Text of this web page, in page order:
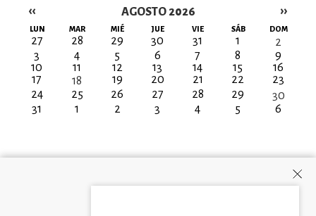
AGOSTO 2026
Paginación
‹‹ ››
LUN MAR MIÉ JUE VIE SÁB DOM
27 28 29 30 31 1
2
3
4 5 6 7 8
9
10
11 12 13 14 15
16
17
18 19 20 21 22
23
24
25 26 27 28 29
30
31
1 2 3 4 5 6